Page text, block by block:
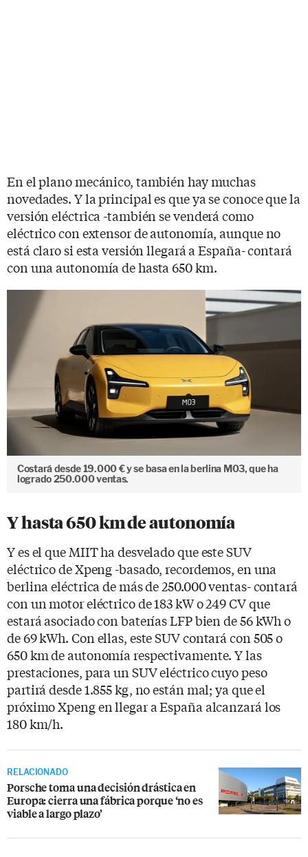
En el plano mecánico, también hay muchas
novedades. Y la principal es que ya se conoce que la
versión eléctrica -también se venderá como
eléctrico con extensor de autonomía, aunque no
está claro si esta versión llegará a España- contará
con una autonomía de hasta 650 km.
Costará desde 19.000 € y se basa en la berlina M03, que ha
logrado 250.000 ventas.
Y hasta 650 km de autonomía
Y es el que MIIT ha desvelado que este SUV
eléctrico de Xpeng -basado, recordemos, en una
berlina eléctrica de más de 250.000 ventas- contará
con un motor eléctrico de 183 kW o 249 CV que
estará asociado con baterías LFP bien de 56 kWh o
de 69 kWh. Con ellas, este SUV contará con 505 o
650 km de autonomía respectivamente. Y las
prestaciones, para un SUV eléctrico cuyo peso
partirá desde 1.855 kg, no están mal; ya que el
próximo Xpeng en llegar a España alcanzará los
180 km/h.
RELACIONADO
Porsche toma una decisión drástica en
Europa: cierra una fábrica porque ‘no es
viable a largo plazo’